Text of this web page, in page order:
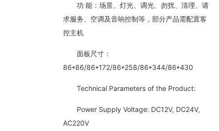
功 能：场景、灯光、调光、勿扰、清理、请
求服务、空调及音响控制等，部分产品需配置客
控主机
面板尺寸：
86*86/86*172/86*258/86*344/86*430
Technical Parameters of the Product:
Power Supply Voltage: DC12V, DC24V,
AC220V